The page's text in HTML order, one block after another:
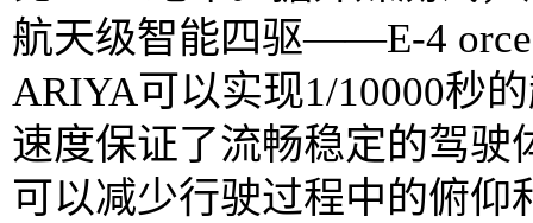
航天级智能四驱——E-4
ARIYA可以实现1/10000秒
速度保证了流畅稳定的驾驶
可以减少行驶过程中的俯